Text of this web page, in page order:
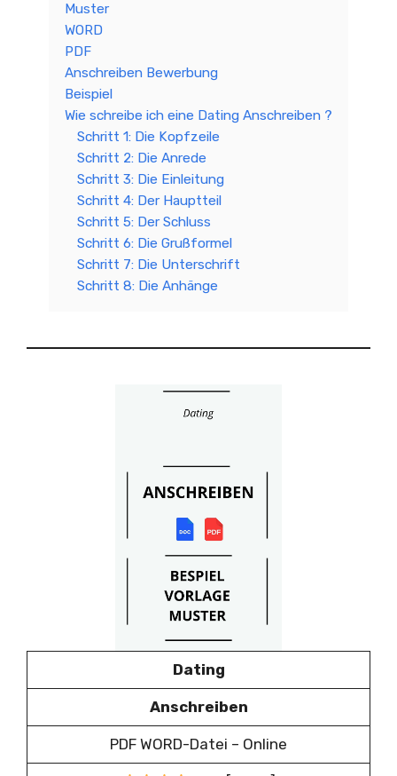
Muster
WORD
PDF
Anschreiben Bewerbung
Beispiel
Wie schreibe ich eine Dating Anschreiben ?
Schritt 1: Die Kopfzeile
Schritt 2: Die Anrede
Schritt 3: Die Einleitung
Schritt 4: Der Hauptteil
Schritt 5: Der Schluss
Schritt 6: Die Grußformel
Schritt 7: Die Unterschrift
Schritt 8: Die Anhänge
Dating
Anschreiben
PDF WORD-Datei – Online